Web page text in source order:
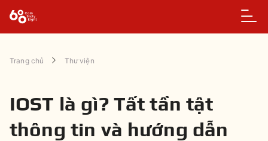
Trang chủ Thư viện
IOST là gì? Tất tần tật
thông tin và hướng dẫn